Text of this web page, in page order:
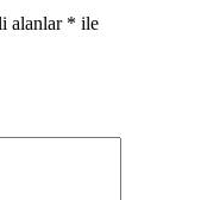
alanlar * ile